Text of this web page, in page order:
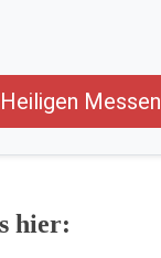
Heiligen Messen
hier: